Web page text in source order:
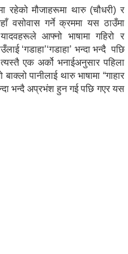
रहेको मौजाहरूमा थारु (चौधरी) र
वसोवास गर्ने क्रममा यस ठाउँमा
आफ्नो भाषामा गहिरो र
‘गडाहा’‘गडाहा’ भन्दा भन्दै पछि
एक अर्को भनाईअनुसार पहिला
पानीलाई थारु भाषामा “गाहार
भन्दै अप्रभंश हुन गई पछि गएर यस